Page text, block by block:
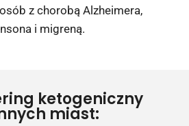
z chorobą Alzheimera,
i migreną.
ketogeniczny
miast: